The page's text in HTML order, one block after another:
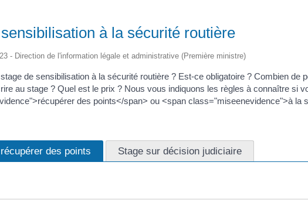
à la sécurité routière
- Direction de l'information légale et administrative (Première ministre)
de sensibilisation à la sécurité routière ? Est-ce obligatoire ? Combien
au stage ? Quel est le prix ? Nous vous indiquons les règles à connaître si
des points</span> ou <span class="miseenevidence">à la
des points Stage sur décision judiciaire